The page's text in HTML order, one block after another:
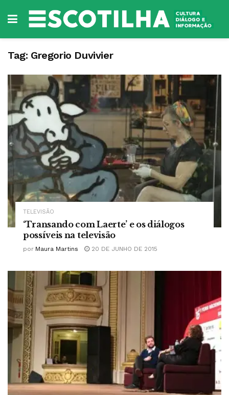
Tag: Gregorio Duvivier
TELEVISÃO
‘Transando com Laerte’ e os diálogos
possíveis na televisão
por Maura Martins 20 DE JUNHO DE 2015